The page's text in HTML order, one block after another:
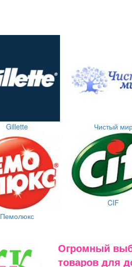
Gillette Чистый
Пемолюкс
CIF
Огромный
товаров для